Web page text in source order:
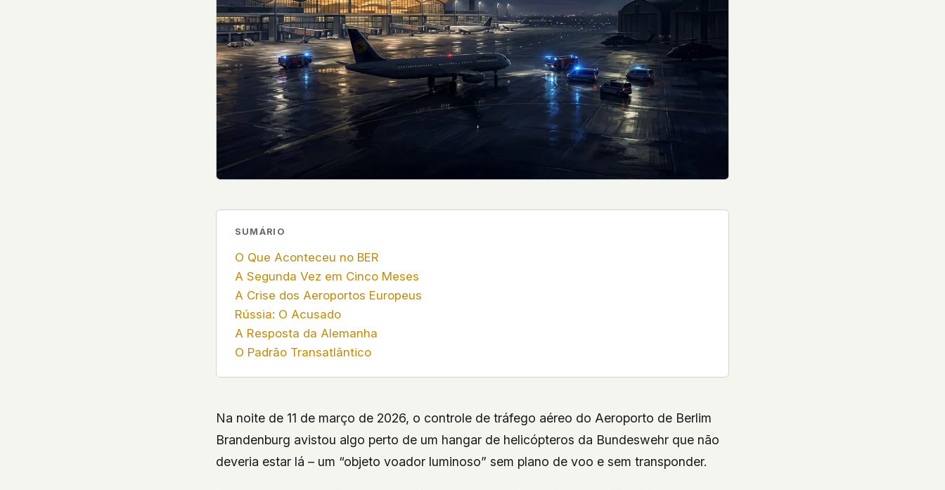
government attention, and the people reading about it deserve to
do so without being watched. If you're a whistleblower, a military
service member, a Hill staffer, or just someone who's curious –
Your internet provider can see that you connected to ufouap.com
(they can see this for every website you visit). Your DNS provider
resolves the domain. Standard web server logs exist on our
hosting provider's infrastructure. We don't use them, but we
This isn't a privacy policy written by lawyers to protect us. It's a
promise written by us to protect you. If we ever add analytics,
tracking, or third-party scripts, we'll say so here first – and you
SUMÁRIO
O Que Aconteceu no BER
A Segunda Vez em Cinco Meses
A Crise dos Aeroportos Europeus
Rússia: O Acusado
A Resposta da Alemanha
O Padrão Transatlântico
Na noite de 11 de março de 2026, o controle de tráfego aéreo do Aeroporto de Berlim
Brandenburg avistou algo perto de um hangar de helicópteros da Bundeswehr que não
deveria estar lá – um “objeto voador luminoso” sem plano de voo e sem transponder.